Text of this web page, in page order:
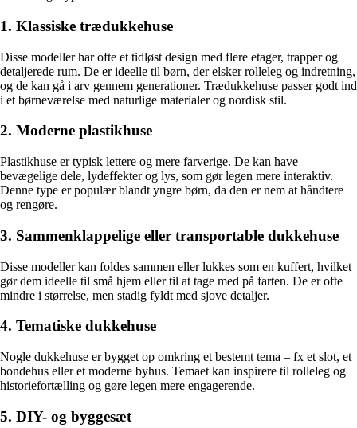
1. Klassiske trædukkehuse
Disse modeller har ofte et tidløst design med flere etager, trapper og
detaljerede rum. De er ideelle til børn, der elsker rolleleg og indretning,
og de kan gå i arv gennem generationer. Trædukkehuse passer godt ind
i et børneværelse med naturlige materialer og nordisk stil.
2. Moderne plastikhuse
Plastikhuse er typisk lettere og mere farverige. De kan have
bevægelige dele, lydeffekter og lys, som gør legen mere interaktiv.
Denne type er populær blandt yngre børn, da den er nem at håndtere
og rengøre.
3. Sammenklappelige eller transportable dukkehuse
Disse modeller kan foldes sammen eller lukkes som en kuffert, hvilket
gør dem ideelle til små hjem eller til at tage med på farten. De er ofte
mindre i størrelse, men stadig fyldt med sjove detaljer.
4. Tematiske dukkehuse
Nogle dukkehuse er bygget op omkring et bestemt tema – fx et slot, et
bondehus eller et moderne byhus. Temaet kan inspirere til rolleleg og
historiefortælling og gøre legen mere engagerende.
5. DIY- og byggesæt